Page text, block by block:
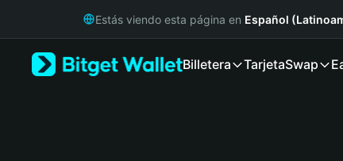
Русский
Estás viendo esta página en Español
Billetera TarjetaSwap